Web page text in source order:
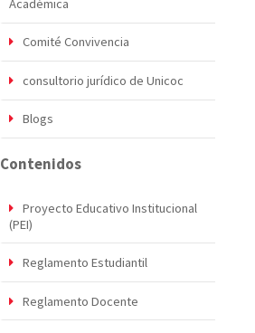
Académica
Comité Convivencia
consultorio jurídico de Unicoc
Blogs
Contenidos
Proyecto Educativo Institucional
(PEI)
Reglamento Estudiantil
Reglamento Docente